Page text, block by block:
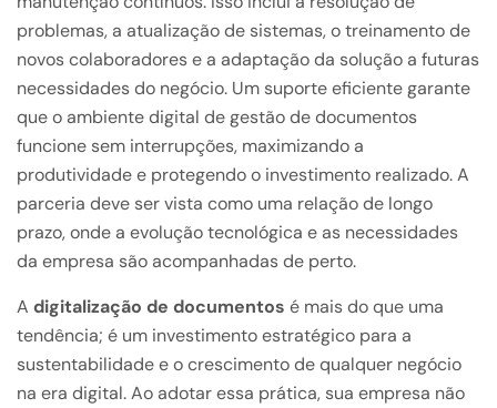
problemas, a atualização de sistemas, o treinamento de
novos colaboradores e a adaptação da solução a futuras
necessidades do negócio. Um suporte eficiente garante
que o ambiente digital de gestão de documentos
funcione sem interrupções, maximizando a
produtividade e protegendo o investimento realizado. A
parceria deve ser vista como uma relação de longo
prazo, onde a evolução tecnológica e as necessidades
da empresa são acompanhadas de perto.
A digitalização de documentos é mais do que uma
tendência; é um investimento estratégico para a
sustentabilidade e o crescimento de qualquer negócio
na era digital. Ao adotar essa prática, sua empresa não